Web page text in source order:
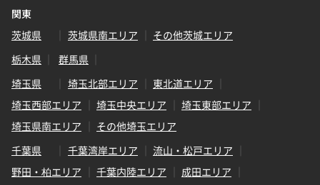
関東
茨城県
茨城県南エリア
その他茨城エリア
栃木県
群馬県
埼玉県
埼玉北部エリア
東北道エリア
埼玉西部エリア
埼玉中央エリア
埼玉東部エリア
埼玉県南エリア
その他埼玉エリア
千葉県
千葉湾岸エリア
流山・松戸エリア
野田・柏エリア
千葉内陸エリア
成田エリア